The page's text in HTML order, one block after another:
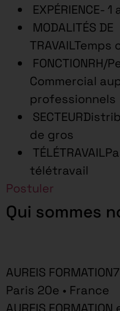
EXPÉRIENCE- 1
MODALITÉS DE
TRAVAILTemps
Commercial
professionnels
de gros
télétravail
Postuler
Qui sommes
AUREIS
Paris 20e • France
AUREIS